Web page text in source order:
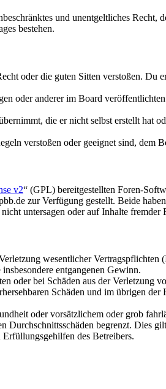
und unentgeltliches Recht,
bestehen.
oder die guten Sitten verstoßen. Du
oder anderer im Board
die er nicht selbst erstellt hat
verstoßen oder geeignet sind, dem
v2“ (GPL) bereitgestellten Foren-
zur Verfügung gestellt. Beide
untersagen oder auf Inhalte fremder
wesentlicher
entgangenen Gewinn.
oder bei Schäden aus der Verletzung
Schäden und im übrigen
oder vorsätzlichem oder grob
begrenzt. Dies
des Betreibers.